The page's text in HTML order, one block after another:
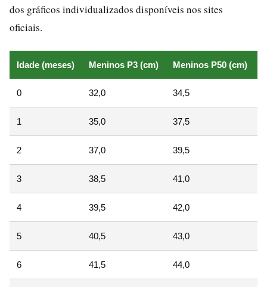
dos gráficos individualizados disponíveis nos sites
oficiais.
Idade (meses) Meninos P3 (cm) Meninos P50 (cm)
0 32,0 34,5
1 35,0 37,5
2 37,0 39,5
3 38,5 41,0
4 39,5 42,0
5 40,5 43,0
6 41,5 44,0